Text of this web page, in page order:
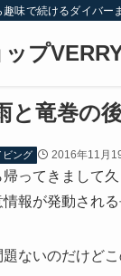
味で続けるダイバー
プ
と竜巻の
ビング 2016年11月
帰ってきまして
情報が発動され
ないのだけど